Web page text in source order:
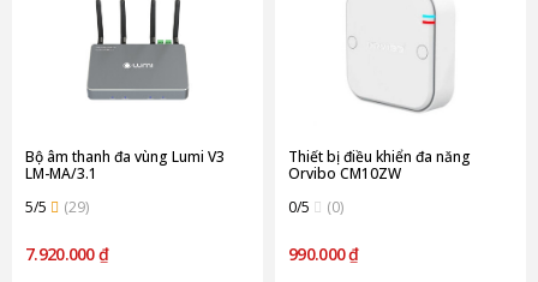
Bộ âm thanh đa vùng Lumi V3
LM-MA/3.1
5/5
(29)
7.920.000 ₫
Thiết bị điều khiển đa năng
Orvibo CM10ZW
0/5
(0)
990.000 ₫